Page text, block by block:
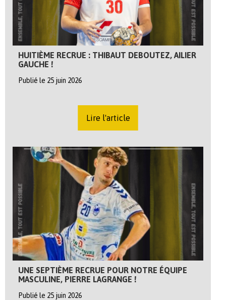
HUITIÈME RECRUE : THIBAUT DEBOUTEZ, AILIER
GAUCHE !
Publié le 25 juin 2026
Lire l'article
UNE SEPTIÈME RECRUE POUR NOTRE ÉQUIPE
MASCULINE, PIERRE LAGRANGE !
Publié le 25 juin 2026